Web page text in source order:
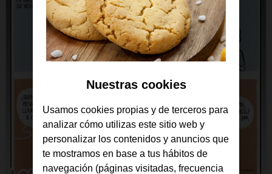
Nuestras cookies
Usamos cookies propias y de terceros para
analizar cómo utilizas este sitio web y
personalizar los contenidos y anuncios que
te mostramos en base a tus hábitos de
navegación (páginas visitadas, frecuencia